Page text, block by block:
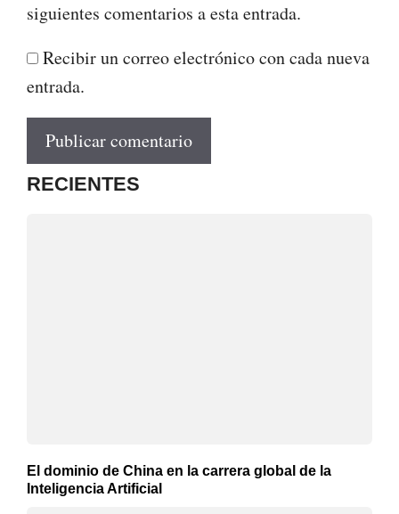
siguientes comentarios a esta entrada.
Recibir un correo electrónico con cada nueva
entrada.
RECIENTES
El dominio de China en la carrera global de la
Inteligencia Artificial